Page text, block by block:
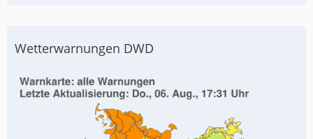
Wetterwarnungen DWD